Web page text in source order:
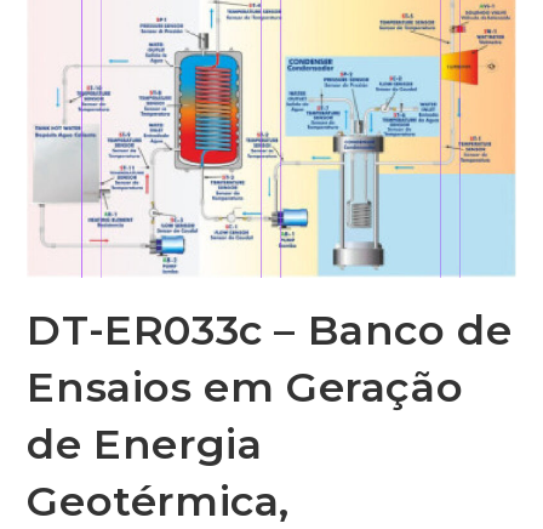
DT-ER033c – Banco de
Ensaios em Geração
de Energia
Geotérmica,